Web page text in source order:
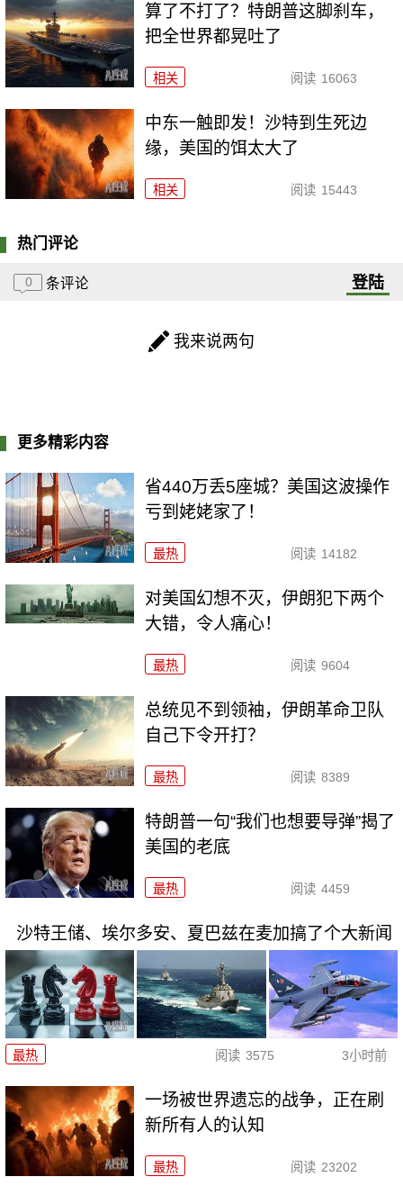
算了不打了？特朗普这脚刹车，
把全世界都晃吐了
相关 阅读 16063
中东一触即发！沙特到生死边
缘，美国的饵太大了
相关 阅读 15443
热门评论
0 条评论 登陆
我来说两句
更多精彩内容
省440万丢5座城？美国这波操作
亏到姥姥家了！
最热 阅读 14182
对美国幻想不灭，伊朗犯下两个
大错，令人痛心！
最热 阅读 9604
总统见不到领袖，伊朗革命卫队
自己下令开打？
最热 阅读 8389
特朗普一句“我们也想要导弹”揭了
美国的老底
最热 阅读 4459
沙特王储、埃尔多安、夏巴兹在麦加搞了个大新闻
最热 阅读 3575 3小时前
一场被世界遗忘的战争，正在刷
新所有人的认知
最热 阅读 23202